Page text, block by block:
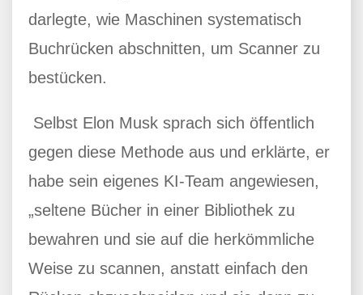
darlegte, wie Maschinen systematisch
Buchrücken abschnitten, um Scanner zu
bestücken.
Selbst Elon Musk sprach sich öffentlich
gegen diese Methode aus und erklärte, er
habe sein eigenes KI-Team angewiesen,
„seltene Bücher in einer Bibliothek zu
bewahren und sie auf die herkömmliche
Weise zu scannen, anstatt einfach den